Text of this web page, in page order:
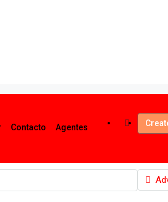
Contacto Agentes